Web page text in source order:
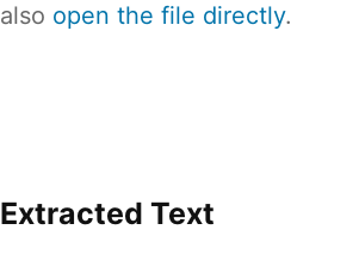
also open the file directly.
Extracted Text